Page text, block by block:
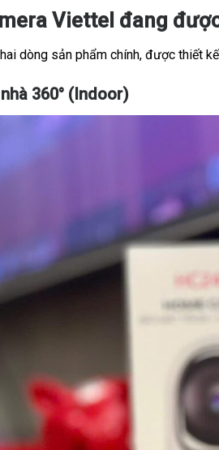
Viettel đang
dòng sản phẩm chính, được thiết
360° (Indoor)